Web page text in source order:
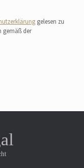
gelesen zu
gemäß der